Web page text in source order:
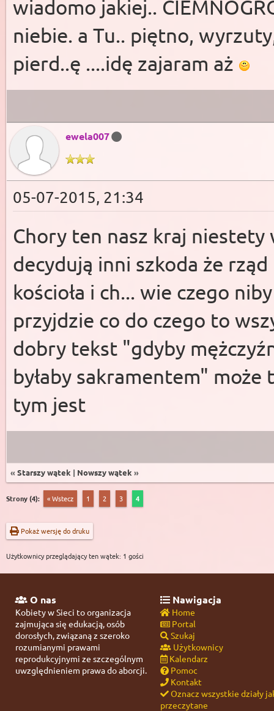
wiadomo jakiej..
niebie. a Tu.. piętno,
pierd..ę ....idę zajaram aż
ewela007
05-07-2015, 21:34
Chory ten nasz kraj
decydują inni szkoda że
kościoła i ch... wie czego
przyjdzie co do czego to
dobry tekst "gdyby
byłaby sakramentem"
tym jest
« Starszy wątek | Nowszy wątek »
Strony (4): « Wstecz 1 2 3 4
Pokaż wersję do druku
Użytkownicy przeglądający ten wątek: 1 gości
O nas
Kobiety w Sieci to organizacja
zajmująca się edukacją, osób
dorosłych, związaną z szeroko
rozumianymi prawami
reprodukcyjnymi ze szczególnym
uwzględnieniem prawa do aborcji.
Nawigacja
Home
Portal
Szukaj
Użytkownicy
Kalendarz
Pomoc
Kontakt
Oznacz wszystkie działy
przeczytane